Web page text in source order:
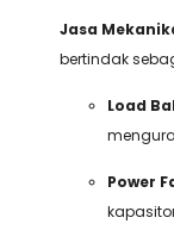
Jasa
bertindak
Load
Power